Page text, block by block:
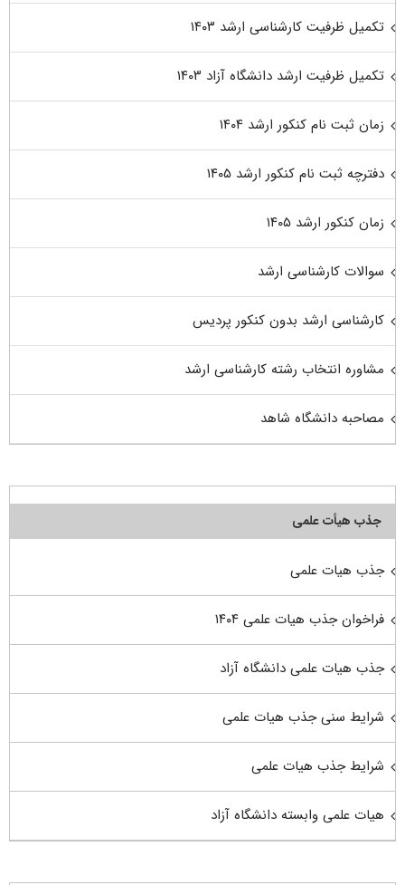
تکمیل ظرفیت کارشناسی ارشد ۱۴۰۳
تکمیل ظرفیت ارشد دانشگاه آزاد ۱۴۰۳
زمان ثبت نام کنکور ارشد ۱۴۰۴
دفترچه ثبت نام کنکور ارشد ۱۴۰۵
زمان کنکور ارشد ۱۴۰۵
سوالات کارشناسی ارشد
کارشناسی ارشد بدون کنکور پردیس
مشاوره انتخاب رشته کارشناسی ارشد
مصاحبه دانشگاه شاهد
جذب هیأت علمی
جذب هیات علمی
فراخوان جذب هیات علمی ۱۴۰۴
جذب هیات علمی دانشگاه آزاد
شرایط سنی جذب هیات علمی
شرایط جذب هیات علمی
هیات علمی وابسته دانشگاه آزاد